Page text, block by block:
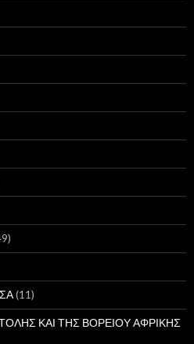
(11)
ΚΑΙ ΤΗΣ ΒΟΡΕΙΟΥ ΑΦΡΙΚΗΣ